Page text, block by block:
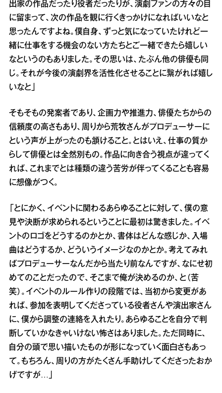
出家の作品だったり役者だったりが、演劇ファンの方々の目
に留まって、次の作品を観に行くきっかけになればいいなと
思ったんですよね。僕自身、ずっと気になっていたけれど一
緒に仕事をする機会のない方たちとご一緒できたら嬉しい
なというのもありました。その思いは、たぶん他の俳優も同
じ。それが今後の演劇界を活性化させることに繋がれば嬉し
いなと」
そもそもの発案者であり、企画力や推進力、俳優たちからの
信頼度の高さもあり、周りから荒牧さんがプロデューサーに
という声が上がったのも頷けること。とはいえ、仕事の質か
らして俳優とは全然別もの。作品に向き合う視点が違ってく
れば、これまでとは種類の違う苦労が伴ってくることも容易
に想像がつく。
「とにかく、イベントに関わるあらゆることに対して、僕の意
見や決断が求められるということに最初は驚きました。イベ
ントのロゴをどうするのかとか、書体はどんな感じか、入場
曲はどうするか、どういうイメージなのかとか。考えてみれ
ばプロデューサーなんだから当たり前なんですが、なにせ初
めてのことだったので、そこまで俺が決めるのか、と（苦
笑）。イベントのルール作りの段階では、当初から変更があ
れば、参加を表明してくださっている役者さんや演出家さん
に、僕から調整の連絡を入れたり。あらゆることを自分で判
断していかなきゃいけない怖さはありました。ただ同時に、
自分の頭で思い描いたものが形になっていく面白さもあっ
て。もちろん、周りの方がたくさん手助けしてくださったおか
げですが…」